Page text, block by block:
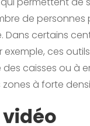
de personnes
Dans certains
ces
des caisses ou à
à forte